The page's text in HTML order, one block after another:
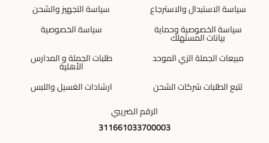
سياسة الاستبدال والاسترجاع
سياسة التجهيز والشحن
سياسة الخصوصية وحماية
بيانات المستهلك
سياسة الخصوصية
مبيعات الجملة الزي الموحد
طلبات الجملة و المدارس
الأهلية
تتبع الطلبات شركات الشحن
ارشادات الغسيل واللبس
الرقم الضريبي
311661033700003